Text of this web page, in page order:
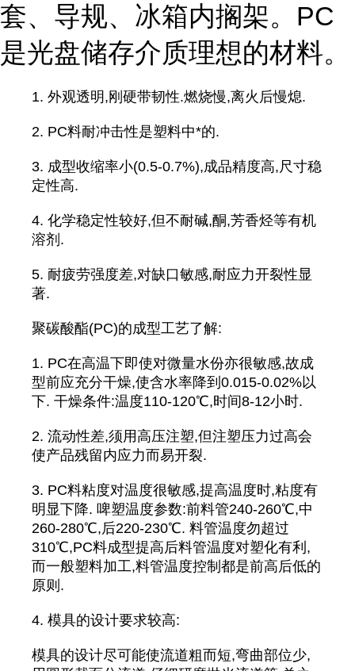
套、导规、冰箱内搁架。PC
是光盘储存介质理想的材料。
1. 外观透明,刚硬带韧性.燃烧慢,离火后慢熄.
2. PC料耐冲击性是塑料中*的.
3. 成型收缩率小(0.5-0.7%),成品精度高,尺寸稳
定性高.
4. 化学稳定性较好,但不耐碱,酮,芳香烃等有机
溶剂.
5. 耐疲劳强度差,对缺口敏感,耐应力开裂性显
著.
聚碳酸酯(PC)的成型工艺了解:
1. PC在高温下即使对微量水份亦很敏感,故成
型前应充分干燥,使含水率降到0.015-0.02%以
下. 干燥条件:温度110-120℃,时间8-12小时.
2. 流动性差,须用高压注塑,但注塑压力过高会
使产品残留内应力而易开裂.
3. PC料粘度对温度很敏感,提高温度时,粘度有
明显下降. 啤塑温度参数:前料管240-260℃,中
260-280℃,后220-230℃. 料管温度勿超过
310℃,PC料成型提高后料管温度对塑化有利,
而一般塑料加工,料管温度控制都是前高后低的
原则.
4. 模具的设计要求较高:
模具的设计尽可能使流道粗而短,弯曲部位少,